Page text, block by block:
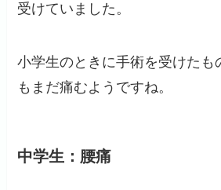
受けていました。
小学生のときに手術を受けたも
もまだ痛むようですね。
中学生：腰痛